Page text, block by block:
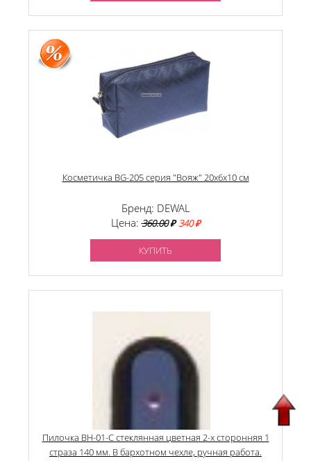
Косметичка BG-205 серия "Вояж" 20х6х10 см
Бренд: DEWAL
Цена:360.00₽ 340 ₽
КУПИТЬ
Пилочка BH-01-C стеклянная цветная 2-х сторонняя 1
страза 140 мм. В бархотном чехле, ручная работа.